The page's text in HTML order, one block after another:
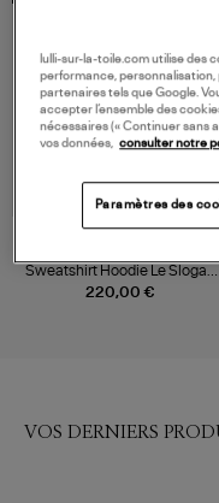
220,00 €
Sweatshirt Hoodie Le Slogan
Black
VOS DERNIERS
lulli-sur-la-toile.com utilise des
performance,
partenaires tels que Google.
accepter l’ensemble des
nécessaires (« Continuer sans
vos données, consulter notre
Paramètres des